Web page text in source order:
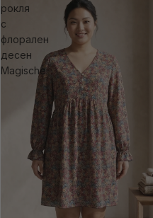
рокля
с
флорален
десен
Magische